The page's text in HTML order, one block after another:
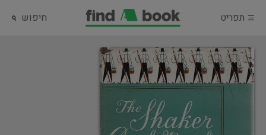
תפריט חיפוש